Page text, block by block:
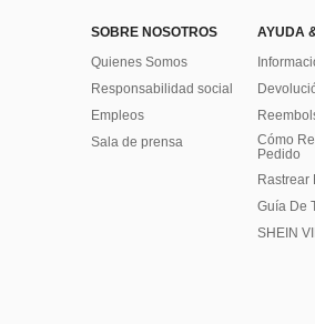
SOBRE NOSOTROS
Quienes Somos
Responsabilidad social
Empleos
Sala de prensa
AYUDA
Cómo
Pedido
Rastrear
Guía De
SHEIN